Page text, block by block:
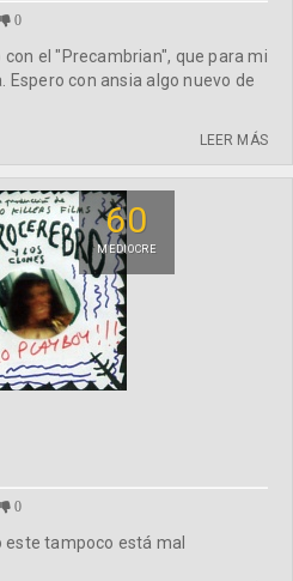
0
el "Precambrian", que para mi
Espero con ansia algo nuevo de
LEER MÁS
60
MEDIOCRE
0
tampoco está mal